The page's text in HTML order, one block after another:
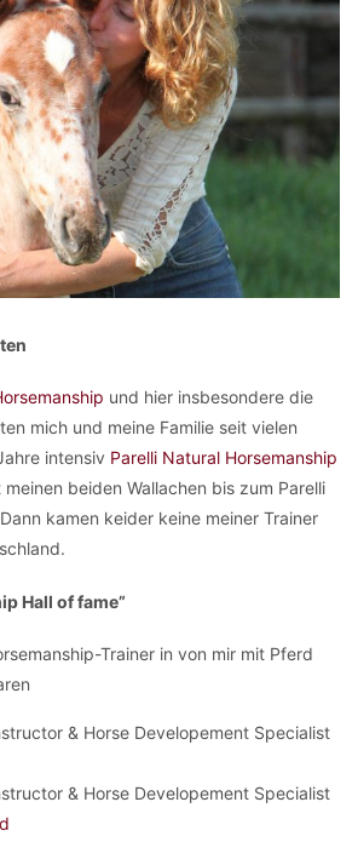
und hier insbesondere die
mich und meine Familie seit vielen
intensiv Parelli Natural Horsemanship
beiden Wallachen bis zum Parelli
kamen keider keine meiner Trainer
Hall of fame”
Trainer in von mir mit Pferd
& Horse Developement Specialist
& Horse Developement Specialist